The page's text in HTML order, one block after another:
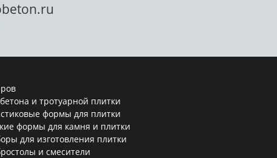
и тротуарной плитки
формы для плитки
формы для камня и плитки
для изготовления плитки
и смесители